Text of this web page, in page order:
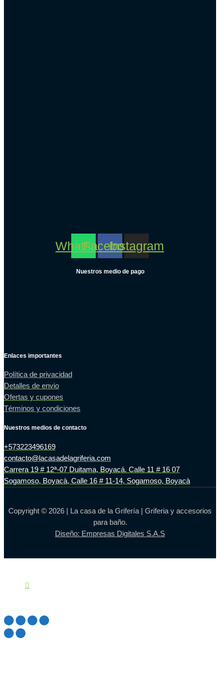
Whatsapp
FacebookInstagram
Nuestros medio de pago
Enlaces importantes
Política de privacidad
Detalles de envio
Ofertas y cupones
Términos y condiciones
Nuestros medios de contacto
+573223496169
contacto@lacasadelagriferia.com
Carrera 19 # 12ª-07 Duitama, Boyacá. Calle 11 # 16 07
Sogamoso, Boyacà, Calle 16 # 11-14, Sogamoso, Boyacà
Copyright © 2026 | La casa de la Grifería | Griferia y accesorios
para baño.
Diseño: Empresas Digitales S.A.S